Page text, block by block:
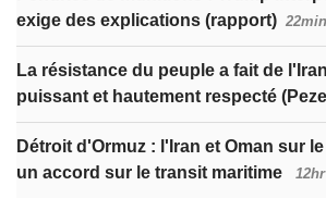
exige des explications (rapport) 22min
La résistance du peuple a fait de
puissant et hautement respecté
Détroit d'Ormuz : l'Iran et Oman sur
un accord sur le transit maritime
12hr